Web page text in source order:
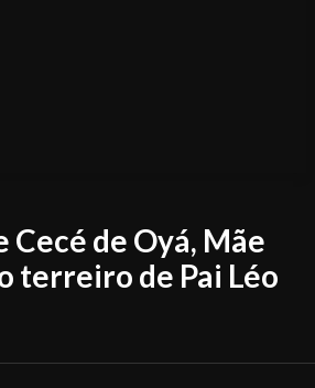
de Oyá, Mãe
terreiro de Pai Léo